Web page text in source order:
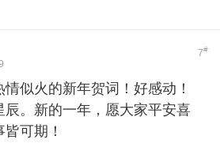
7#
似火的新年贺词！好感动！
。新的一年，愿大家平安喜
可期！